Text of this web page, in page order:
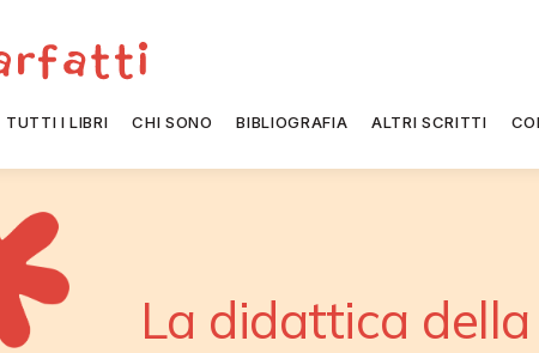
TUTTI I LIBRI CHI SONO BIBLIOGRAFIA ALTRI SCRITTI
La didattica